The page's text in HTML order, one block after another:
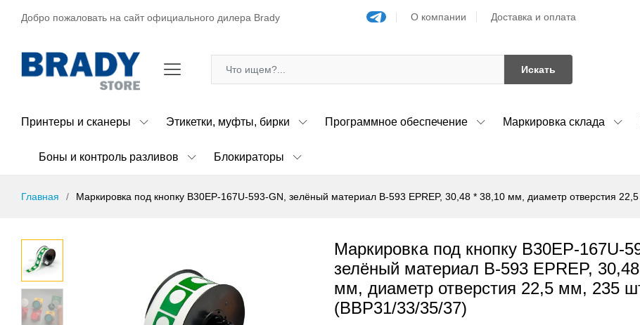
Добро пожаловать на сайт официального дилера Brady О компании Доставка и оплата
Искать
Принтеры и сканеры Этикетки, муфты, бирки Программное обеспечение Маркировка склада
Боны и контроль разливов Блокираторы
Главная Маркировка под кнопку B30EP-167U-593-GN, зелёный материал B-593 EPREP, 30,48 * 38,10 мм, диаметр отверстия
Маркировка под кнопку B30EP-167U-
зелёный материал B-593 EPREP,
мм, диаметр отверстия 22,5 мм, 235
(BBP31/33/35/37)